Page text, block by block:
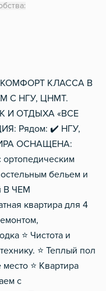
рабочее место
КЛАССА В
С НГУ, ЦНМТ.
И ОТДЫХА «ВСЕ
Рядом: ✔️ НГУ,
ОСНАЩЕНА:
бельем и
В ЧЕМ
квартира для 4
⭐️ Чистота и
⭐️ Теплый пол
⭐️ Квартира
с